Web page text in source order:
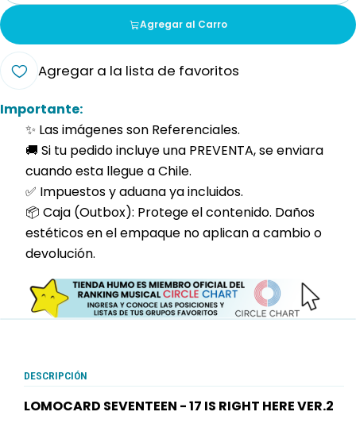
Agregar al Carro
Agregar a la lista de favoritos
Importante:
✨ Las imágenes son Referenciales.
🚚 Si tu pedido incluye una PREVENTA, se enviara
cuando esta llegue a Chile.
✅ Impuestos y aduana ya incluidos.
📦 Caja (Outbox): Protege el contenido. Daños
estéticos en el empaque no aplican a cambio o
devolución.
DESCRIPCIÓN
LOMOCARD SEVENTEEN - 17 IS RIGHT HERE VER.2